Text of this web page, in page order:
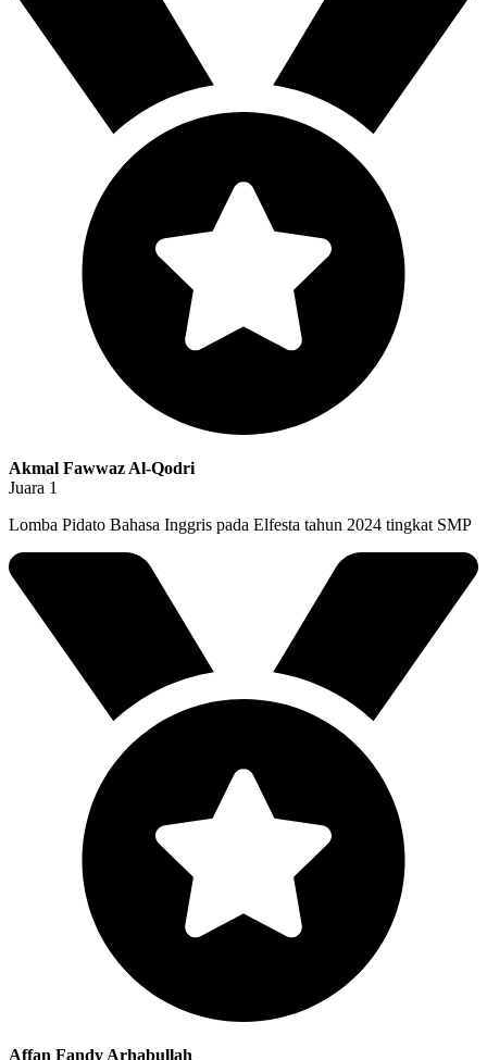
Akmal Fawwaz Al-Qodri
Juara 1
Lomba Pidato Bahasa Inggris pada Elfesta tahun 2024 tingkat SMP
Affan Fandy Arhabullah